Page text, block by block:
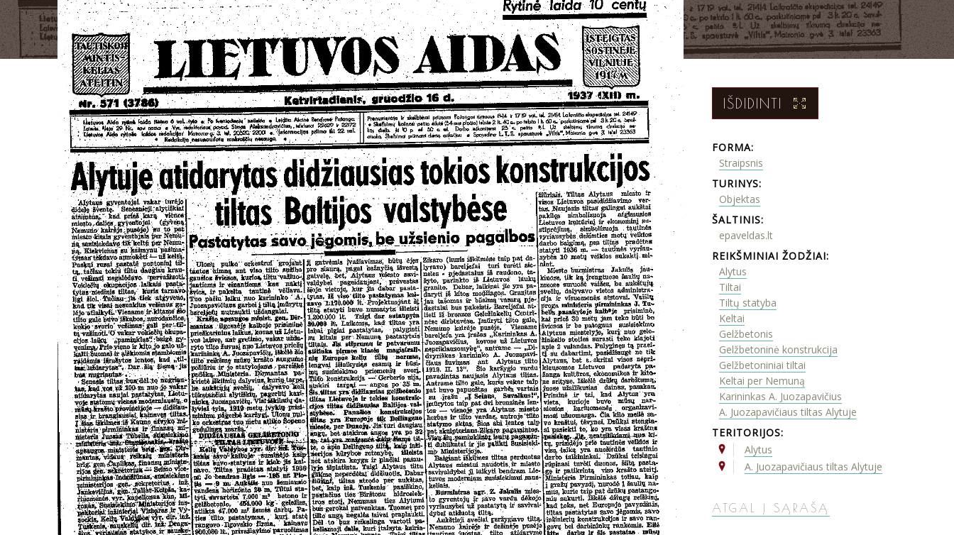
IŠDIDINTI
FORMA:
Straipsnis
TURINYS:
Objektas
ŠALTINIS:
epaveldas.lt
REIKŠMINIAI ŽODŽIAI:
Alytus
Tiltai
Tiltų statyba
Keltai
Gelžbetonis
Gelžbetoninė konstrukcija
Gelžbetoniniai tiltai
Keltai per Nemuną
Karininkas A. Juozapavičius
A. Juozapavičiaus tiltas Alytuje
TERITORIJOS:
Alytus
A. Juozapavičiaus tiltas Alytuje
ATGAL Į SĄRAŠĄ